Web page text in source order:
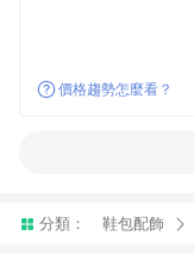
價格趨勢怎麼看？
分類： 鞋包配飾